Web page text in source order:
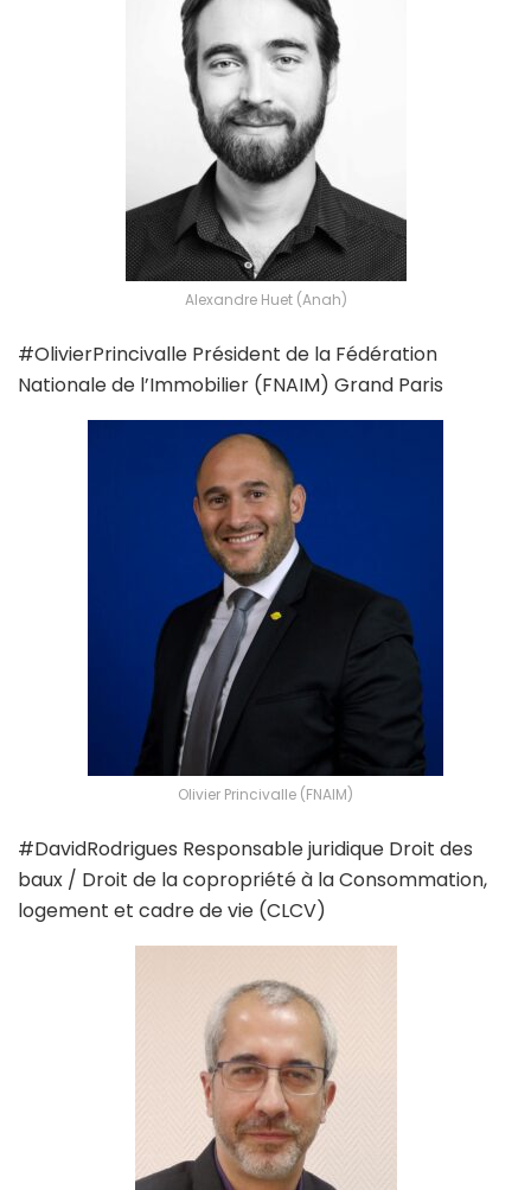
Alexandre Huet (Anah)
#OlivierPrincivalle Président de la Fédération
Nationale de l’Immobilier (FNAIM) Grand Paris
Olivier Princivalle (FNAIM)
#DavidRodrigues Responsable juridique Droit des
baux / Droit de la copropriété à la Consommation,
logement et cadre de vie (CLCV)